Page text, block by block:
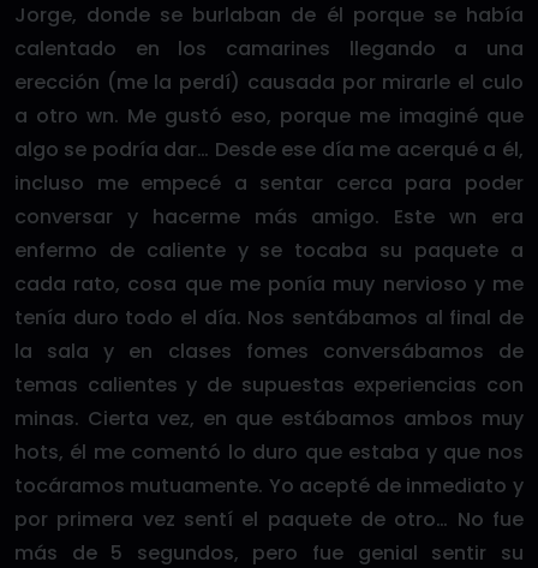
Jorge, donde se burlaban de él porque se había
calentado en los camarines llegando a una
erección (me la perdí) causada por mirarle el culo
a otro wn. Me gustó eso, porque me imaginé que
algo se podría dar… Desde ese día me acerqué a él,
incluso me empecé a sentar cerca para poder
conversar y hacerme más amigo. Este wn era
enfermo de caliente y se tocaba su paquete a
cada rato, cosa que me ponía muy nervioso y me
tenía duro todo el día. Nos sentábamos al final de
la sala y en clases fomes conversábamos de
temas calientes y de supuestas experiencias con
minas. Cierta vez, en que estábamos ambos muy
hots, él me comentó lo duro que estaba y que nos
tocáramos mutuamente. Yo acepté de inmediato y
por primera vez sentí el paquete de otro… No fue
más de 5 segundos, pero fue genial sentir su